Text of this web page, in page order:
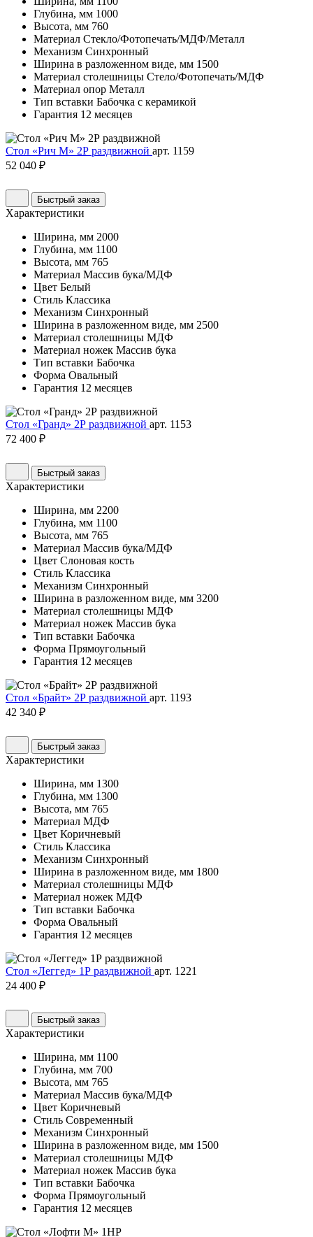
Глубина, мм 1000
Высота, мм 760
Материал Стекло/Фотопечать/МДФ/Металл
Механизм Синхронный
Ширина в разложенном виде, мм 1500
Материал столешницы Стело/Фотопечать/МДФ
Материал опор Металл
Тип вставки Бабочка с керамикой
Гарантия 12 месяцев
Стол «Рич М» 2Р раздвижной арт. 1159
52 040 ₽
Быстрый заказ
Характеристики
Ширина, мм 2000
Глубина, мм 1100
Высота, мм 765
Материал Массив бука/МДФ
Цвет Белый
Стиль Классика
Механизм Синхронный
Ширина в разложенном виде, мм 2500
Материал столешницы МДФ
Материал ножек Массив бука
Тип вставки Бабочка
Форма Овальный
Гарантия 12 месяцев
Стол «Гранд» 2Р раздвижной арт. 1153
72 400 ₽
Быстрый заказ
Характеристики
Ширина, мм 2200
Глубина, мм 1100
Высота, мм 765
Материал Массив бука/МДФ
Цвет Слоновая кость
Стиль Классика
Механизм Синхронный
Ширина в разложенном виде, мм 3200
Материал столешницы МДФ
Материал ножек Массив бука
Тип вставки Бабочка
Форма Прямоугольный
Гарантия 12 месяцев
Стол «Брайт» 2Р раздвижной арт. 1193
42 340 ₽
Быстрый заказ
Характеристики
Ширина, мм 1300
Глубина, мм 1300
Высота, мм 765
Материал МДФ
Цвет Коричневый
Стиль Классика
Механизм Синхронный
Ширина в разложенном виде, мм 1800
Материал столешницы МДФ
Материал ножек МДФ
Тип вставки Бабочка
Форма Овальный
Гарантия 12 месяцев
Стол «Леггед» 1Р раздвижной арт. 1221
24 400 ₽
Быстрый заказ
Характеристики
Ширина, мм 1100
Глубина, мм 700
Высота, мм 765
Материал Массив бука/МДФ
Цвет Коричневый
Стиль Современный
Механизм Синхронный
Ширина в разложенном виде, мм 1500
Материал столешницы МДФ
Материал ножек Массив бука
Тип вставки Бабочка
Форма Прямоугольный
Гарантия 12 месяцев